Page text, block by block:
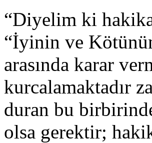
“Diyelim ki
“İyinin ve
arasında karar
kurcalamaktadır
duran bu
olsa gerektir;